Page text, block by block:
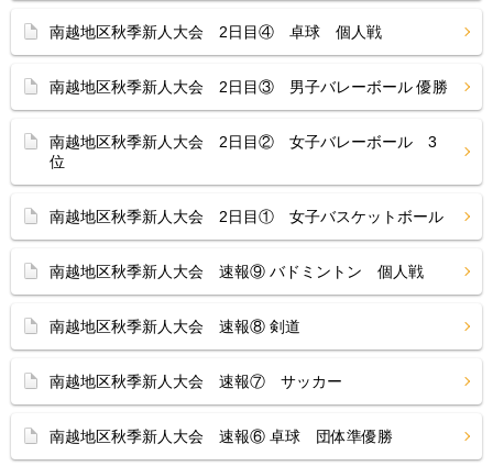
南越地区秋季新人大会 2日目④ 卓球 個人戦
南越地区秋季新人大会 2日目③ 男子バレーボール 優勝
南越地区秋季新人大会 2日目② 女子バレーボール 3
位
南越地区秋季新人大会 2日目① 女子バスケットボール
南越地区秋季新人大会 速報⑨ バドミントン 個人戦
南越地区秋季新人大会 速報⑧ 剣道
南越地区秋季新人大会 速報⑦ サッカー
南越地区秋季新人大会 速報⑥ 卓球 団体準優勝